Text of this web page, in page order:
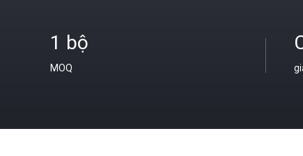
1 bộ
MOQ